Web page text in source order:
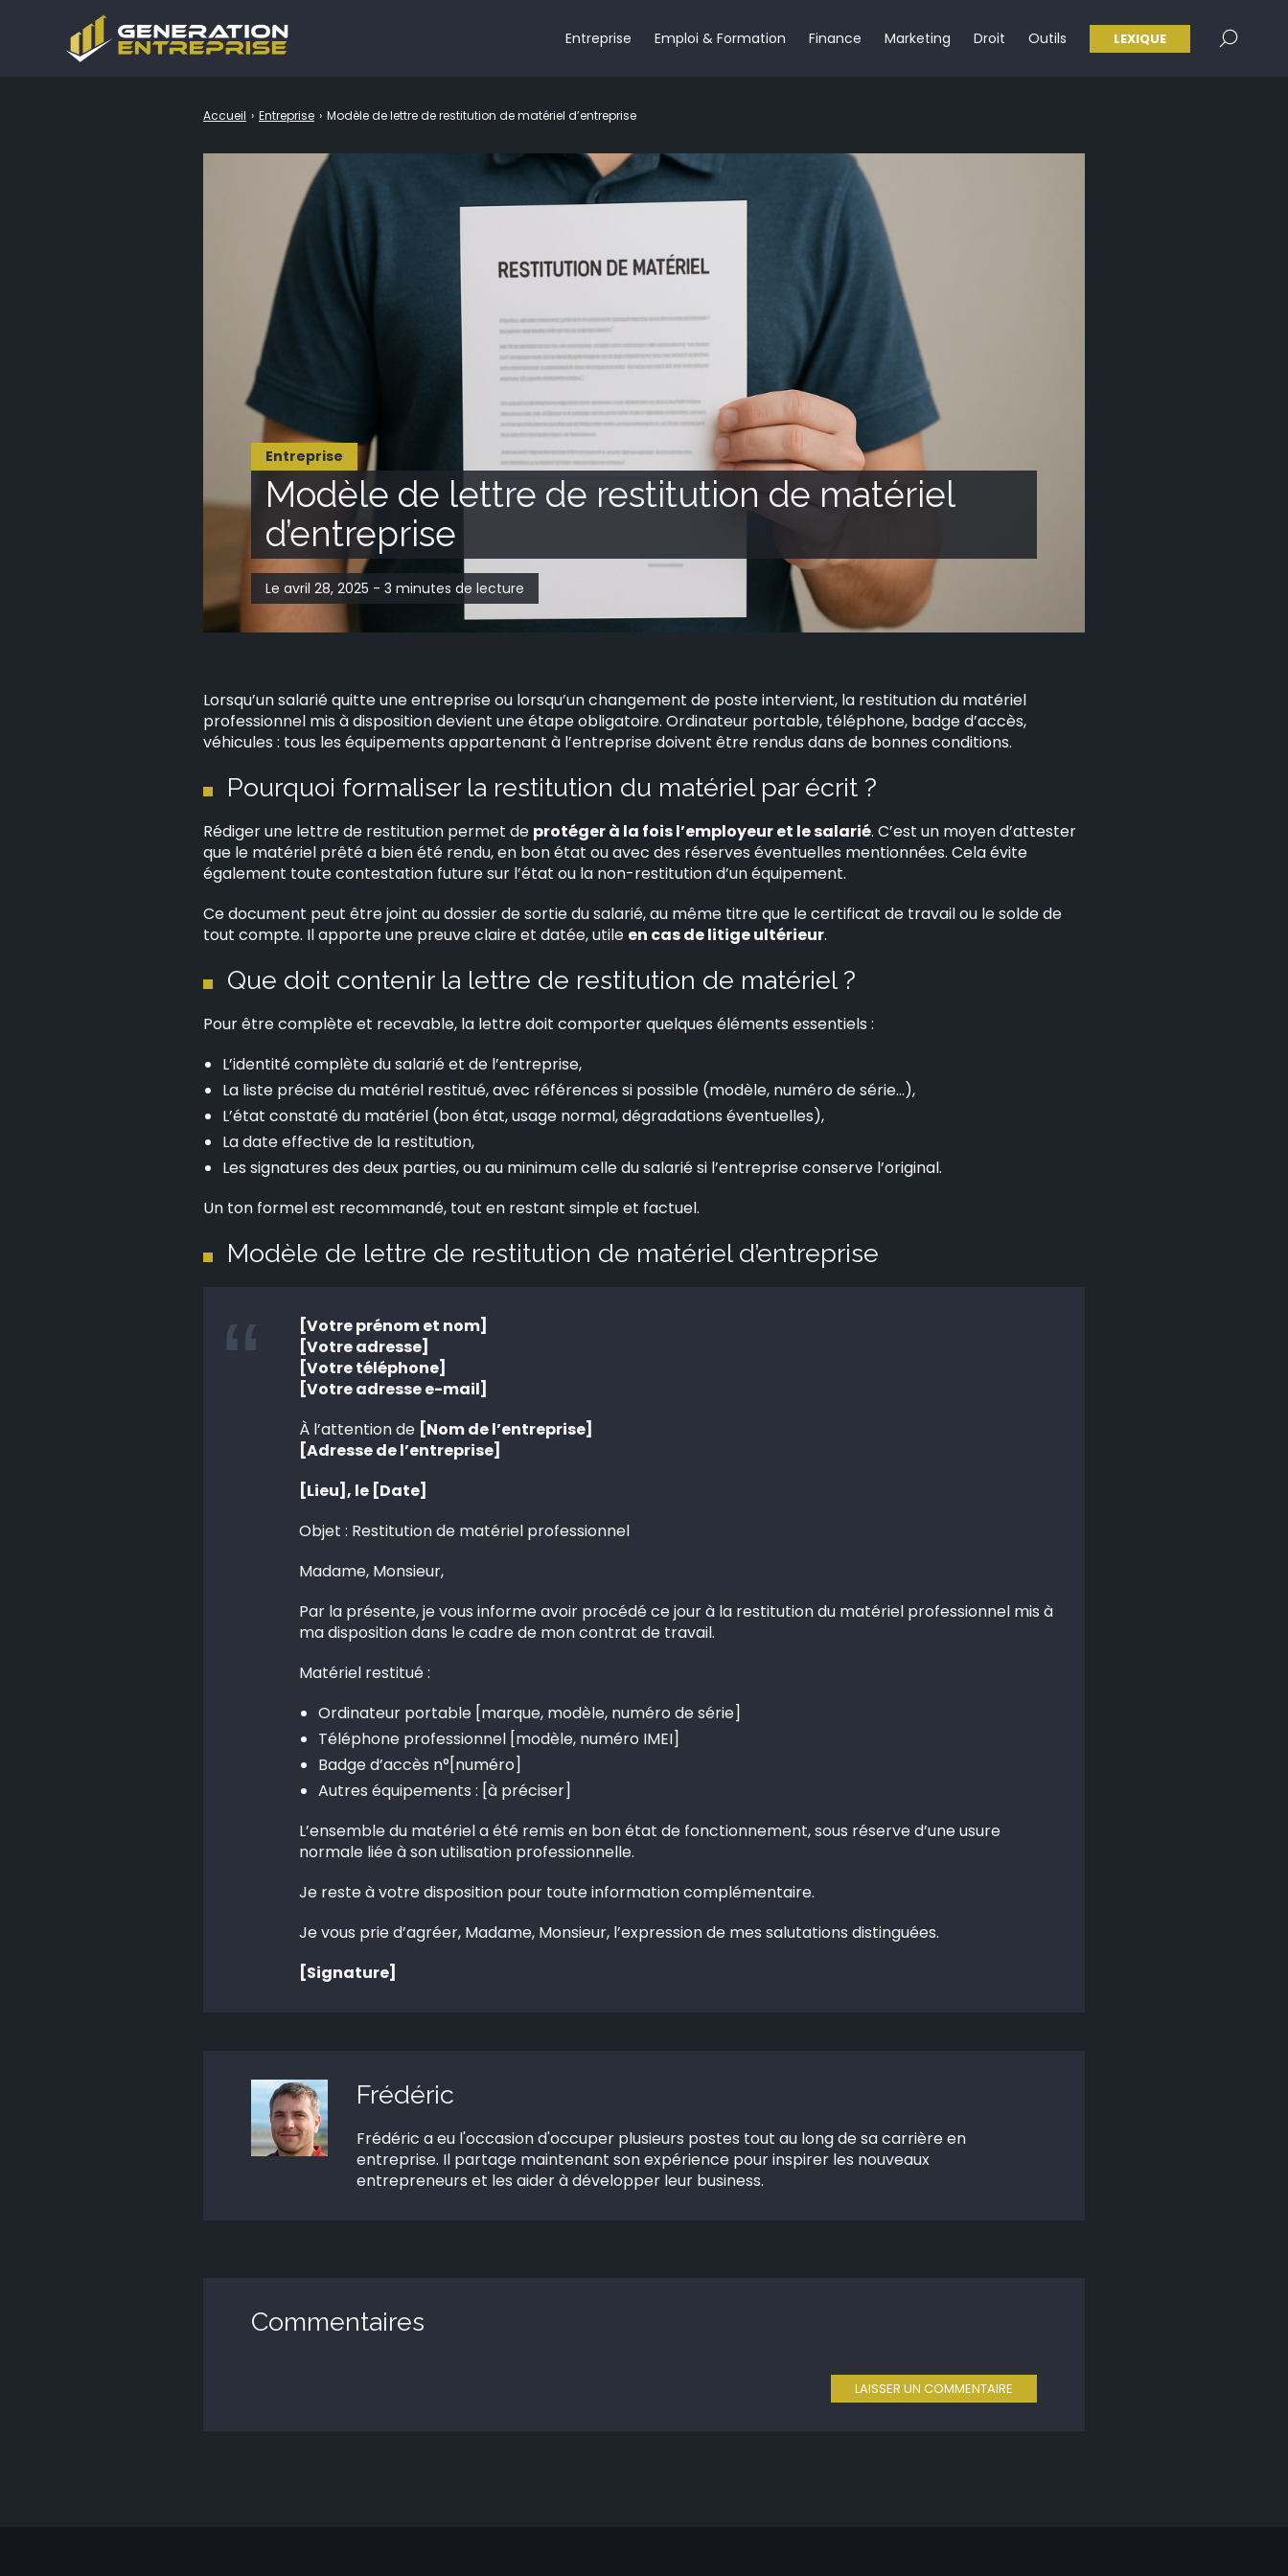
Entreprise
Modèle de lettre de restitution de matériel
d’entreprise
Le avril 28, 2025 - 3 minutes de lecture
Accueil › Entreprise › Modèle de lettre de restitution de matériel d’entreprise
Lorsqu’un salarié quitte une entreprise ou lorsqu’un changement de poste intervient, la restitution du matériel
professionnel mis à disposition devient une étape obligatoire. Ordinateur portable, téléphone, badge d’accès,
véhicules : tous les équipements appartenant à l’entreprise doivent être rendus dans de bonnes conditions.
Pourquoi formaliser la restitution du matériel par écrit ?
Rédiger une lettre de restitution permet de protéger à la fois l’employeur et le salarié. C’est un moyen d’attester
que le matériel prêté a bien été rendu, en bon état ou avec des réserves éventuelles mentionnées. Cela évite
également toute contestation future sur l’état ou la non-restitution d’un équipement.
Ce document peut être joint au dossier de sortie du salarié, au même titre que le certificat de travail ou le solde de
tout compte. Il apporte une preuve claire et datée, utile en cas de litige ultérieur.
Que doit contenir la lettre de restitution de matériel ?
Pour être complète et recevable, la lettre doit comporter quelques éléments essentiels :
L’identité complète du salarié et de l’entreprise,
La liste précise du matériel restitué, avec références si possible (modèle, numéro de série…),
L’état constaté du matériel (bon état, usage normal, dégradations éventuelles),
La date effective de la restitution,
Les signatures des deux parties, ou au minimum celle du salarié si l’entreprise conserve l’original.
Un ton formel est recommandé, tout en restant simple et factuel.
Modèle de lettre de restitution de matériel d’entreprise
[Votre prénom et nom]
[Votre adresse]
[Votre téléphone]
[Votre adresse e-mail]
À l’attention de [Nom de l’entreprise]
[Adresse de l’entreprise]
[Lieu], le [Date]
Objet : Restitution de matériel professionnel
Madame, Monsieur,
Par la présente, je vous informe avoir procédé ce jour à la restitution du matériel professionnel mis à
ma disposition dans le cadre de mon contrat de travail.
Matériel restitué :
Ordinateur portable [marque, modèle, numéro de série]
Téléphone professionnel [modèle, numéro IMEI]
Badge d’accès n°[numéro]
Autres équipements : [à préciser]
L’ensemble du matériel a été remis en bon état de fonctionnement, sous réserve d’une usure
normale liée à son utilisation professionnelle.
Je reste à votre disposition pour toute information complémentaire.
Je vous prie d’agréer, Madame, Monsieur, l’expression de mes salutations distinguées.
[Signature]
Frédéric
Frédéric a eu l'occasion d'occuper plusieurs postes tout au long de sa carrière en
entreprise. Il partage maintenant son expérience pour inspirer les nouveaux
entrepreneurs et les aider à développer leur business.
Commentaires
LAISSER UN COMMENTAIRE
Entreprise Emploi & Formation Finance Marketing Droit Outils LEXIQUE
Rechercher